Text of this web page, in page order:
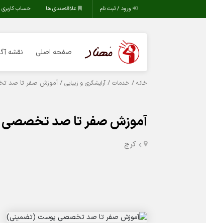
ورود / ثبت نام علاقه‌مندی ها حساب کاربری
صفحه اصلی نقشه
خانه / خدمات / آرایشگری و زیبایی / آموزش صفر تا صد
آموزش صفر تا صد
کرج